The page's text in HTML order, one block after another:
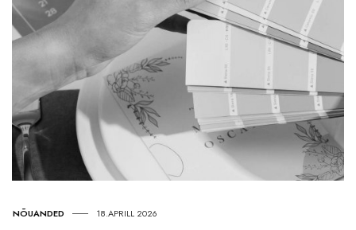
NÕUANDED 18.APRILL 2026